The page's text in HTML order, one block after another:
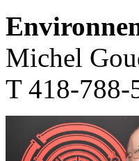
Michel
T 418-788-